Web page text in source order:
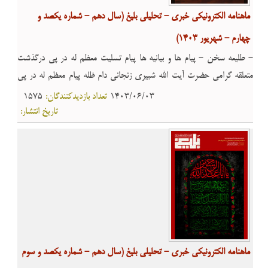
ماهنامه الکترونیکی خبری - تحلیلی بلیغ (سال دهم - شماره یکصد و
چهارم - شهریور 1403)
- طلیعه سخن - پیام ها و بیانیه ها پیام تسلیت معظم له در پی درگذشت
متعلقه گرامی حضرت آیت الله شبیری زنجانی دام ظله پیام معظم له در پی
شهادت جمعی از فرماندهان و مجاهدان جبهۀ مقاومت - مقاله صحّت ورود
خاندان اهل ‏بیت امام حسین علیه السلام به کربلا در اوّلین اربعین - معرفی
کتاب سیری در کتاب «قاعده صحت و لاحرج» - معارف اسلامی «اربعین»
نماد «عشق بشریّت» به «اهل بیت علیهم السلام» - احکام شرعی احکام
ویژه پیاده روی اربعین
1575 تعداد بازدیدکنندگان: 1403/06/03
تاریخ انتشار:
ماهنامه الکترونیکی خبری - تحلیلی بلیغ (سال دهم - شماره یکصد و سوم